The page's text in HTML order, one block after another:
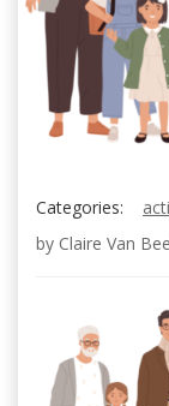
Categories:
by Claire Van